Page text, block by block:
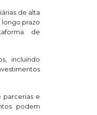
de alta
prazo
de
incluindo
parcerias e
podem